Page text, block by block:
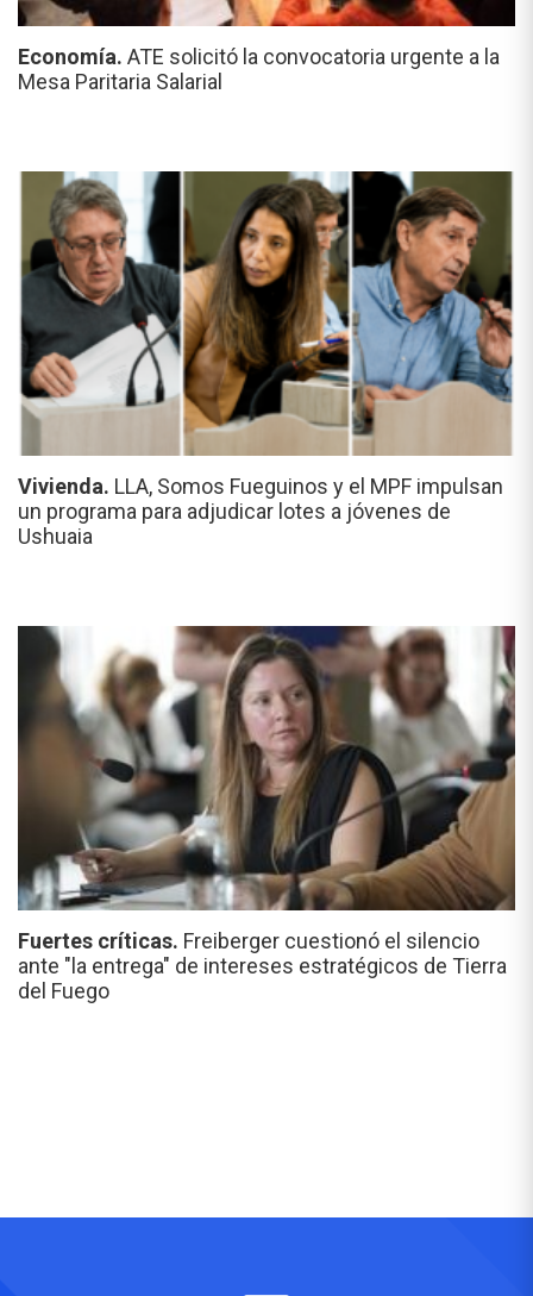
Economía. ATE solicitó la convocatoria urgente a la
Mesa Paritaria Salarial
Vivienda. LLA, Somos Fueguinos y el MPF impulsan
un programa para adjudicar lotes a jóvenes de
Ushuaia
Fuertes críticas. Freiberger cuestionó el silencio
ante "la entrega" de intereses estratégicos de Tierra
del Fuego